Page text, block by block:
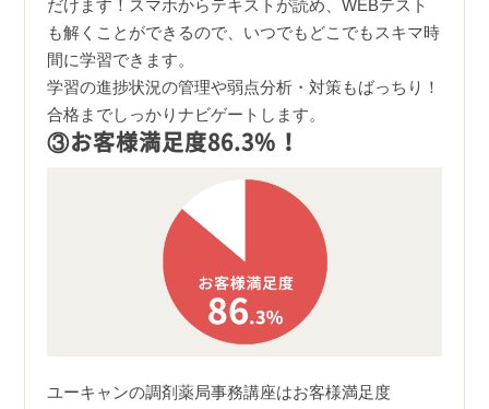
だけます！スマホからテキストが読め、WEBテスト
も解くことができるので、いつでもどこでもスキマ時
間に学習できます。
学習の進捗状況の管理や弱点分析・対策もばっちり！
合格までしっかりナビゲートします。
③お客様満足度86.3%！
ユーキャンの調剤薬局事務講座はお客様満足度